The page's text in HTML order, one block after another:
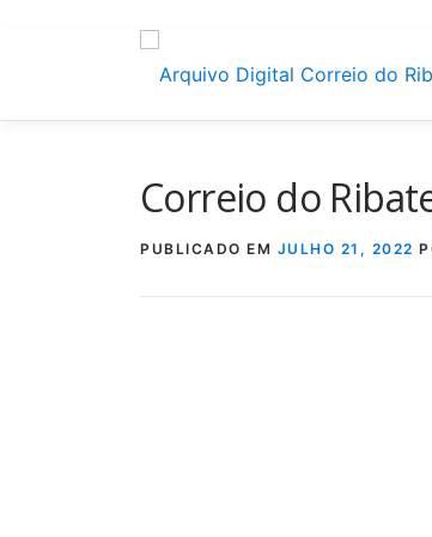
Correio do
PUBLICADO EM JULHO 21, 2022